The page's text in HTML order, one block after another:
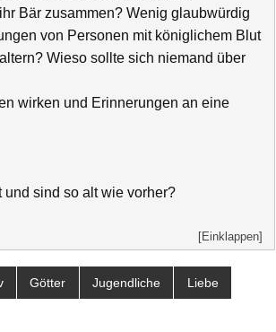
Bär zusammen? Wenig glaubwürdig
von Personen mit königlichem Blut
Wieso sollte sich niemand über
wirken und Erinnerungen an eine
sind so alt wie vorher?
[Einklappen]
Götter Jugendliche Liebe